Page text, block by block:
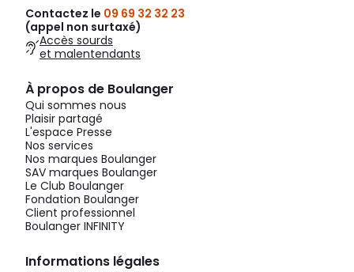
Contactez le 09 69 32 32 23
(appel non surtaxé)
Accès sourds
et malentendants
À propos de Boulanger
Qui sommes nous
Plaisir partagé
L'espace Presse
Nos services
Nos marques Boulanger
SAV marques Boulanger
Le Club Boulanger
Fondation Boulanger
Client professionnel
Boulanger INFINITY
Informations légales